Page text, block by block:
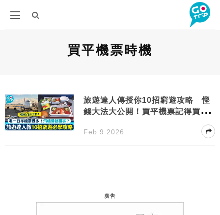
買平機票時機
旅遊達人傳授你10招窮遊攻略 慳
錢大法大公開！買平機票記得買呢
Feb 9 2026
廣告